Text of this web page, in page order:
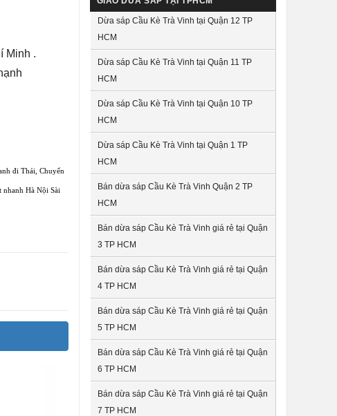
Minh .
đi Thái Chuyển
nhanh Hà Nội Sài
Dừa sáp Cầu Kè Trà Vinh tại Quận 12 TP
HCM
Dừa sáp Cầu Kè Trà Vinh tại Quận 11 TP
HCM
Dừa sáp Cầu Kè Trà Vinh tại Quận 10 TP
HCM
Dừa sáp Cầu Kè Trà Vinh tại Quận 1 TP
HCM
Bán dừa sáp Cầu Kè Trà Vinh Quận 2 TP
HCM
Bán dừa sáp Cầu Kè Trà Vinh giá rẻ tại Quận
3 TP HCM
Bán dừa sáp Cầu Kè Trà Vinh giá rẻ tại Quận
4 TP HCM
Bán dừa sáp Cầu Kè Trà Vinh giá rẻ tại Quận
5 TP HCM
Bán dừa sáp Cầu Kè Trà Vinh giá rẻ tại Quận
6 TP HCM
Bán dừa sáp Cầu Kè Trà Vinh giá rẻ tại Quận
7 TP HCM